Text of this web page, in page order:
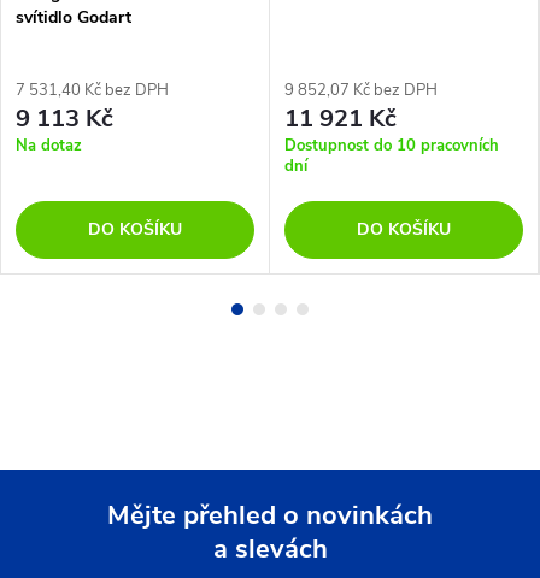
svítidlo Godart
7 531,40 Kč bez DPH
9 113 Kč
Na dotaz
DO KOŠÍKU
9 852,07 Kč bez DPH
11 921 Kč
Dostupnost do 10 pracovních
dní
DO KOŠÍKU
Mějte přehled o novinkách
a slevách